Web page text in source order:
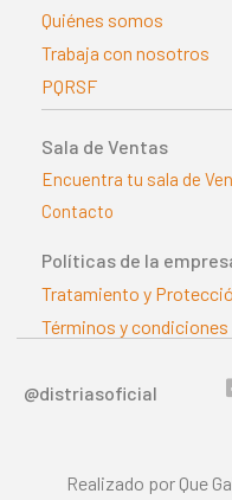
Quiénes somos
Trabaja con nosotros
PQRSF
Sala de Ventas
Encuentra tu sala de
Contacto
Políticas de la
Tratamiento y
Términos y condiciones
@distriasoficial
Realizado por Que